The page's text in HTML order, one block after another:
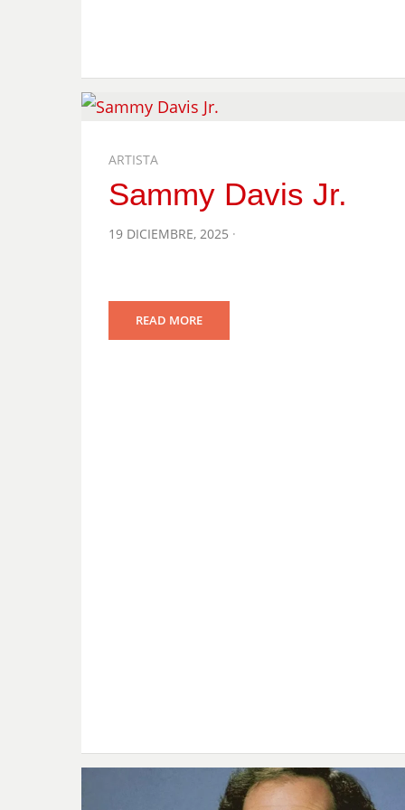
ARTISTA
Sammy Davis Jr.
POSTED
19 DICIEMBRE, 2025
READ MORE